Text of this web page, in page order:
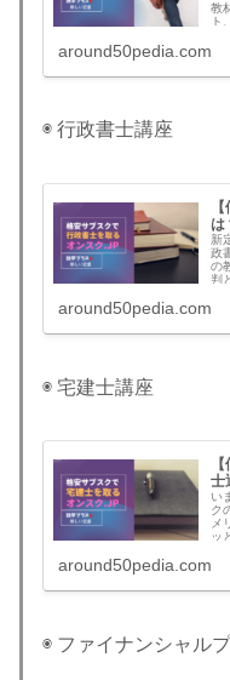
教
around50pedia.com
◉ 行政書士講座
は
新
政
の
判
around50pedia.com
◉ 宅建士講座
士
い
ク
メ
ッ
around50pedia.com
◉ ファイナンシャル